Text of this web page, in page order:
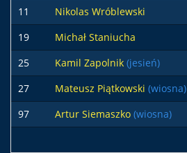
11 Nikolas Wróblewski
19 Michał Staniucha
25 Kamil Zapolnik (jesień)
27 Mateusz Piątkowski (wiosna)
97 Artur Siemaszko (wiosna)